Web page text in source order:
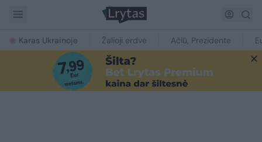
Karas Ukrainoje Žalioji erdvė Ačiū, Prezidente